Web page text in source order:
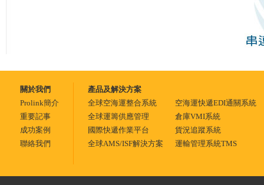
關於我們
Prolink簡介
重要記事
成功案例
聯絡我們
產品及解決方案
全球空海運整合系統
空海運快遞EDI通關系統
全球運籌供應管理
倉庫VMI系統
國際快遞作業平台
貨況追蹤系統
全球AMS/ISF解決方案
運輸管理系統TMS